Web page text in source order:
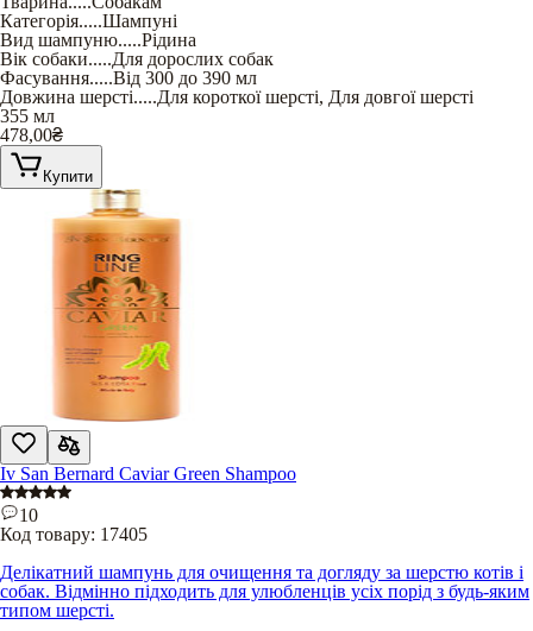
Категорія.....Шампуні
Вид шампуню.....Рідина
Вік собаки.....Для дорослих собак
Фасування.....Від 300 до 390 мл
Довжина шерсті.....Для короткої шерсті, Для довгої шерсті
355 мл
478,00₴
Купити
Iv San Bernard Caviar Green Shampoo
10
Код товару: 17405
Делікатний шампунь для очищення та догляду за шерстю котів і
собак. Відмінно підходить для улюбленців усіх порід з будь-яким
типом шерсті.